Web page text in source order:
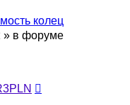
колец
» в форуме